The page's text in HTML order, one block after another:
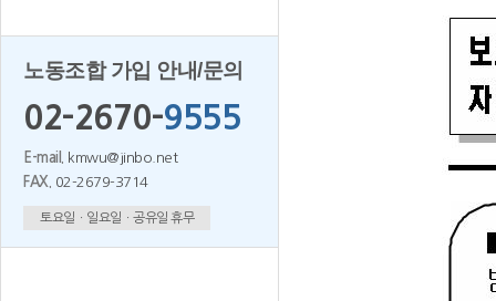
노동조합 가입 안내/문의
02-2670-9555
E-mail.
kmwu@jinbo.net
FAX.
02-2679-3714
토요일ㆍ일요일ㆍ공유일 휴무